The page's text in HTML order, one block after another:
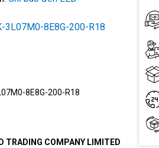
3L07M0-8E8G-200-R18
8E8G-200-R18
TRADING COMPANY LIMITED